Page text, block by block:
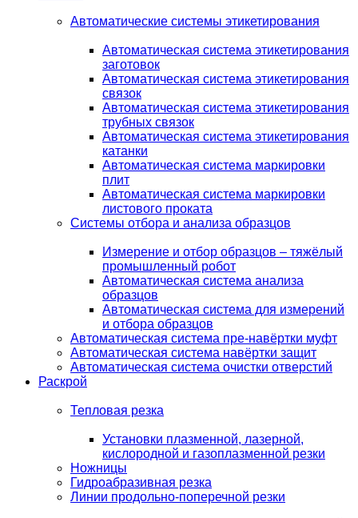
Автоматические системы этикетирования
Автоматическая система этикетирования
заготовок
Автоматическая система этикетирования
связок
Автоматическая система этикетирования
трубных связок
Автоматическая система этикетирования
катанки
Автоматическая система маркировки
плит
Автоматическая система маркировки
листового проката
Системы отбора и анализа образцов
Измерение и отбор образцов – тяжёлый
промышленный робот
Автоматическая система анализа
образцов
Автоматическая система для измерений
и отбора образцов
Автоматическая система пре-навёртки муфт
Автоматическая система навёртки защит
Автоматическая система очистки отверстий
Раскрой
Тепловая резка
Установки плазменной, лазерной,
кислородной и газоплазменной резки
Ножницы
Гидроабразивная резка
Линии продольно-поперечной резки